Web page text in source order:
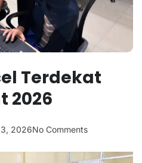
Terdekat
2026
2026No Comments